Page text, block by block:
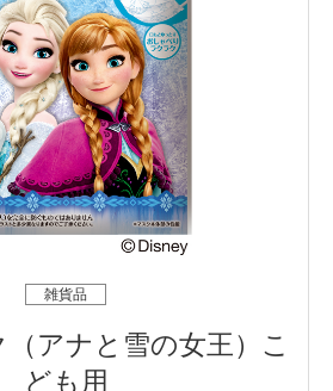
雑貨品
アナと雪の女王）こ
ども用